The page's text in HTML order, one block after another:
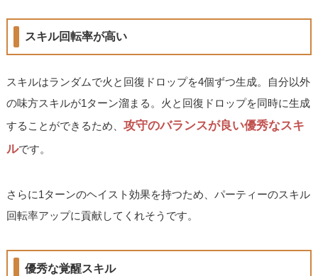
スキル回転率が高い
スキルはランダムで火と回復ドロップを4個ずつ生成。自分以外
の味方スキルが1ターン溜まる。火と回復ドロップを同時に生成
することができるため、攻守のバランスが良い優秀なスキ
ルです。
さらに1ターンのヘイスト効果を持つため、パーティーのスキル
回転率アップに貢献してくれそうです。
優秀な覚醒スキル